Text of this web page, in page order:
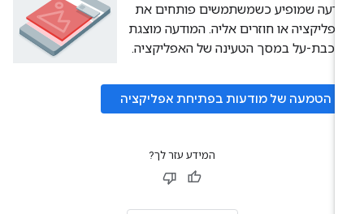
שמופיע כשמשתמשים פותחים את
או חוזרים אליה. המודעה מוצגת
על במסך הטעינה של האפליקציה.
הטמעה של מודעות בפתיחת אפליקציה
המידע עזר לך?